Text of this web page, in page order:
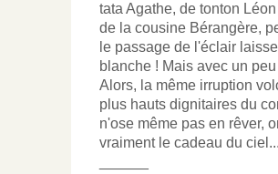
tata Agathe, de tonton
de la cousine Bérangère,
le passage de l'éclair
blanche ! Mais avec un
Alors, la même irruption
plus hauts dignitaires du
n'ose même pas en rêver,
vraiment le cadeau du